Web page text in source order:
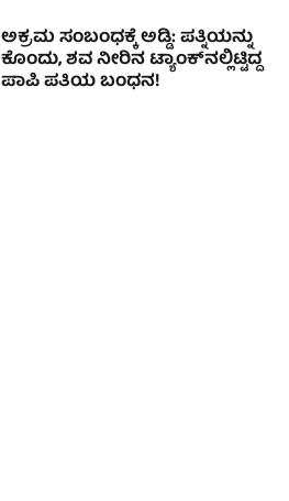
ಅಕ್ರಮ ಸಂಬಂಧಕ್ಕೆ ಅಡ್ಡಿ: ಪತ್ನಿಯನ್ನು
ಕೊಂದು, ಶವ ನೀರಿನ ಟ್ಯಾಂಕ್‌ನಲ್ಲಿಟ್ಟಿದ್ದ
ಪಾಪಿ ಪತಿಯ ಬಂಧನ!